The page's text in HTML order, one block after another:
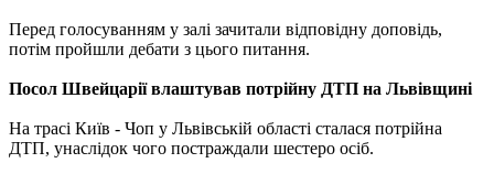
Перед голосуванням у залі зачитали відповідну доповідь,
потім пройшли дебати з цього питання.
Посол Швейцарії влаштував потрійну ДТП на Львівщині
На трасі Київ - Чоп у Львівській області сталася потрійна
ДТП, унаслідок чого постраждали шестеро осіб.